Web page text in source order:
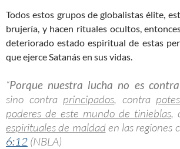
Todos estos grupos de globalistas élite,
brujería, y hacen rituales ocultos,
deteriorado estado espiritual de estas
que ejerce Satanás en sus vidas.
“Porque nuestra lucha no es
sino contra principados, contra
poderes de este mundo de tinieblas,
espirituales de maldad en las regiones
6:12 (NBLA)